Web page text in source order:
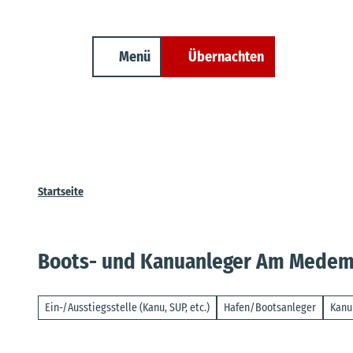
Menü Übernachten
Startseite
Boots- und Kanuanleger Am
Ein-/Ausstiegsstelle (Kanu, SUP, etc.) Hafen/Bootsanleger Kanu